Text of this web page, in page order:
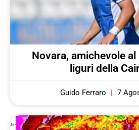
Novara, amichevole al
liguri della
Guido Ferraro 7